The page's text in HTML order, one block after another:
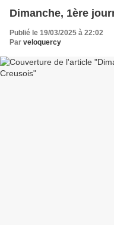
Dimanche, 1ère
Publié le 19/03/2025 à 22:02
Par veloquercy